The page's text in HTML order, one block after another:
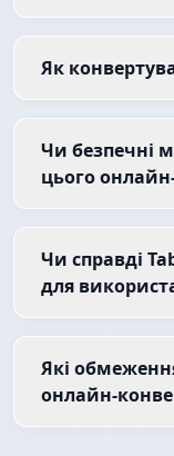
Як
Чи безпечні
цього
Чи справді
для
Які
онлайн-